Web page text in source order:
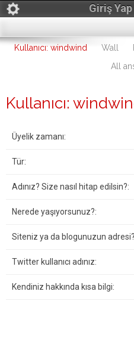
Giriş Yap
Kullanıcı: windwind Wall
All
Kullanıcı:
Üyelik zamanı:
Tür:
Adınız? Size nasıl hitap edilsin?:
Nerede yaşıyorsunuz?:
Siteniz ya da blogunuzun
Twitter kullanıcı adınız:
Kendiniz hakkında kısa bilgi: